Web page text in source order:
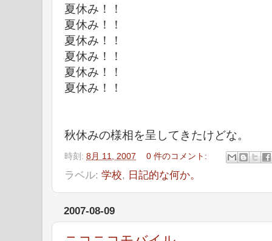
夏休み！！
夏休み！！
夏休み！！
夏休み！！
夏休み！！
夏休み！！
秋休みの様相を呈してきたけどな。
時刻: 8月 11, 2007 0 件のコメント:
ラベル: 学校, 日記的な何か。
2007-08-09